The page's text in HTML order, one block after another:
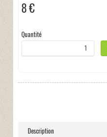
8 €
Quantité
Description